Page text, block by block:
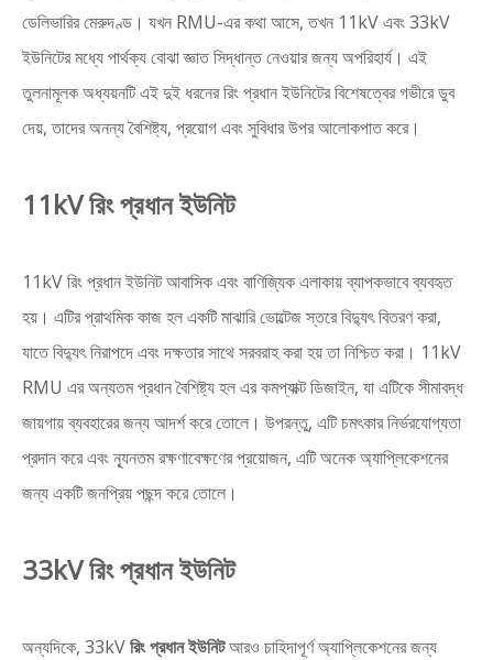
ডেলিভারির মেরুদণ্ড। যখন RMU-এর কথা আসে, তখন 11kV এবং 33kV
ইউনিটের মধ্যে পার্থক্য বোঝা জ্ঞাত সিদ্ধান্ত নেওয়ার জন্য অপরিহার্য। এই
তুলনামূলক অধ্যয়নটি এই দুই ধরনের রিং প্রধান ইউনিটের বিশেষত্বের গভীরে ডুব
দেয়, তাদের অনন্য বৈশিষ্ট্য, প্রয়োগ এবং সুবিধার উপর আলোকপাত করে।
11kV রিং প্রধান ইউনিট
11kV রিং প্রধান ইউনিট আবাসিক এবং বাণিজ্যিক এলাকায় ব্যাপকভাবে ব্যবহৃত
হয়। এটির প্রাথমিক কাজ হল একটি মাঝারি ভোল্টেজ স্তরে বিদ্যুৎ বিতরণ করা,
যাতে বিদ্যুৎ নিরাপদে এবং দক্ষতার সাথে সরবরাহ করা হয় তা নিশ্চিত করা। 11kV
RMU এর অন্যতম প্রধান বৈশিষ্ট্য হল এর কমপ্যাক্ট ডিজাইন, যা এটিকে সীমাবদ্ধ
জায়গায় ব্যবহারের জন্য আদর্শ করে তোলে। উপরন্তু, এটি চমৎকার নির্ভরযোগ্যতা
প্রদান করে এবং ন্যূনতম রক্ষণাবেক্ষণের প্রয়োজন, এটি অনেক অ্যাপ্লিকেশনের
জন্য একটি জনপ্রিয় পছন্দ করে তোলে।
33kV রিং প্রধান ইউনিট
অন্যদিকে, 33kVরিং প্রধান ইউনিটআরও চাহিদাপূর্ণ অ্যাপ্লিকেশনের জন্য